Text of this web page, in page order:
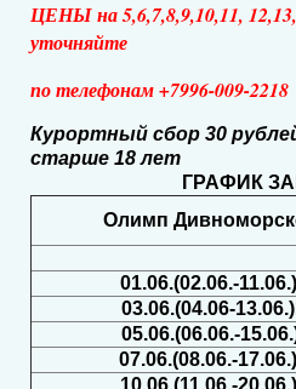
ЦЕНЫ на 5,6,7,8,9,10,11,
уточняйте
по телефонам +7996-009-2218
Курортный сбор 30
старше 18 лет
ГРАФИК
Олимп
01.06.(02.06.-
03.06.(04.06-
05.06.(06.06.-
07.06.(08.06.-